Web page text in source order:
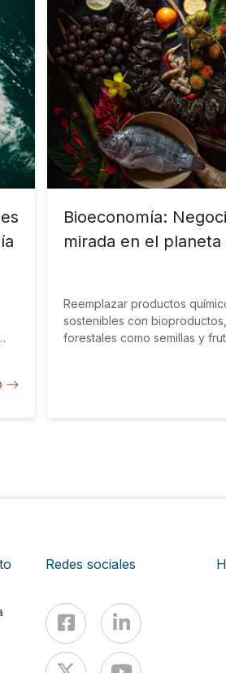
Bioeconomía:
mirada en el planeta
Reemplazar productos
sostenibles con
forestales como semillas y
forma a oportunidades
Redes sociales